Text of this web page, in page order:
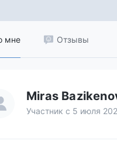
мне Отзывы
Miras
Участник с 5 июля